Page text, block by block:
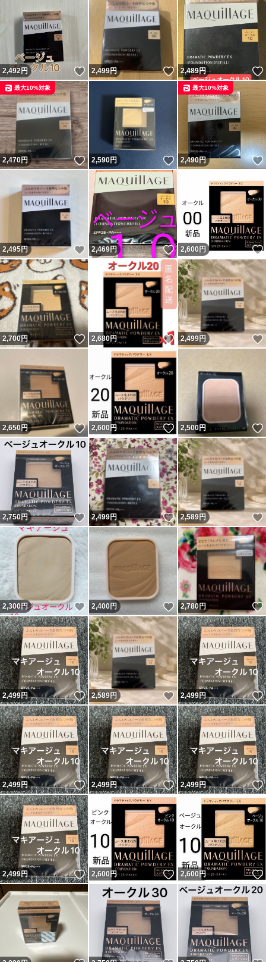
2,492円 いいね！
2,499円 いいね！
2,489円
2,470円 いいね！
最大10%対象
2,590円 いいね！
2,490円
最大10%対象
2,495円 いいね！
2,469円 いいね！
2,600 円
2,700円 いいね！
2,680円 いいね！
2,499円
2,650円 いいね！
2,600 円 いいね！
2,500円
2,750円 いいね！
2,499円 いいね！
2,589円
2,300円 いいね！
2,400円 いいね！
2,780円
2,499円 いいね！
2,589円 いいね！
2,499円
2,499円 いいね！
2,499円 いいね！
2,499円
2,499円 いいね！
2,600 円 いいね！
2,600 円